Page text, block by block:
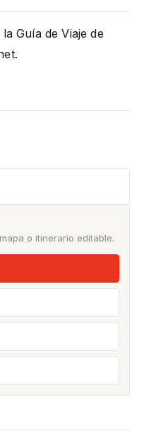
Guía de Viaje de
o itinerario editable.